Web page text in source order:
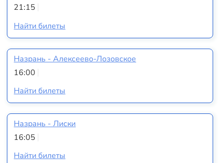
21:15
Найти билеты
Назрань - Алексеево-Лозовское
16:00
Найти билеты
Назрань - Лиски
16:05
Найти билеты